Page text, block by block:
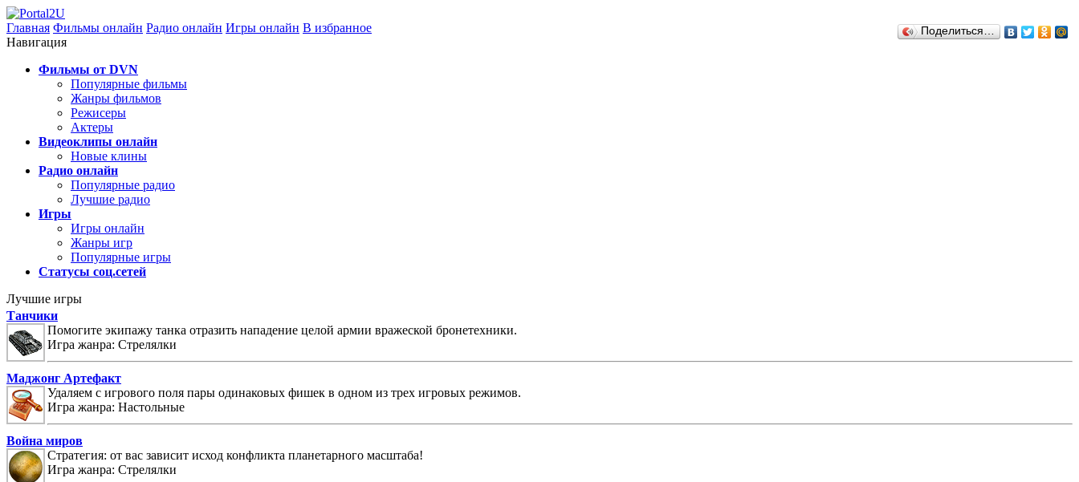
Главная Фильмы онлайн Радио онлайн Игры онлайн В избранное Поделиться…
Навигация
Фильмы от DVN
Популярные фильмы
Жанры фильмов
Режисеры
Актеры
Видеоклипы онлайн
Новые клины
Радио онлайн
Популярные радио
Лучшие радио
Игры
Игры онлайн
Жанры игр
Популярные игры
Статусы соц.сетей
Лучшие игры
Танчики
Помогите экипажу танка отразить нападение целой армии вражеской бронетехники.
Игра жанра: Стрелялки
Маджонг Артефакт
Удаляем с игрового поля пары одинаковых фишек в одном из трех игровых режимов.
Игра жанра: Настольные
Война миров
Стратегия: от вас зависит исход конфликта планетарного масштаба!
Игра жанра: Стрелялки